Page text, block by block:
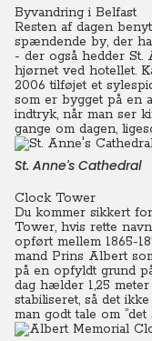
Byvandring i Belfast
Resten af dagen
spændende by, der
- der også hedder St.
hjørnet ved hotellet.
2006 tilføjet et
som er bygget på en
indtryk, når man ser
gange om dagen,
St. Anne's Cathedral
Clock Tower
Du kommer sikkert
Tower, hvis rette
opført mellem 1865-
mand Prins Albert
på en opfyldt grund
dag hælder 1,25
stabiliseret, så det
man godt tale om